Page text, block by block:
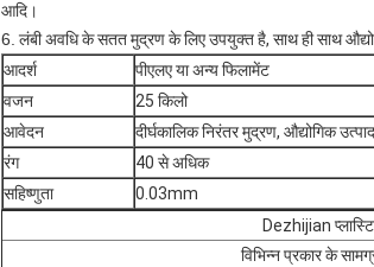
आदि।
6. लंबी अवधि के सतत मुद्रण के लिए उपयुक्त है, साथ ही साथ
आदर्श
पीएलए या अन्य फिलामेंट
वजन
25 किलो
आवेदन
दीर्घकालिक निरंतर मुद्रण, औद्योगिक
रंग
40 से अधिक
सहिष्णुता
0.03mm
Dezhijian
विभिन्न प्रकार के